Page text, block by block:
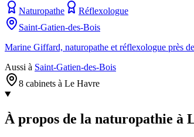
Naturopathe
Réflexologue
Saint-Gatien-des-Bois
Marine Giffard, naturopathe et réflexologue près
Aussi à Saint-Gatien-des-Bois
8 cabinets à Le Havre
À propos de la naturopathie à